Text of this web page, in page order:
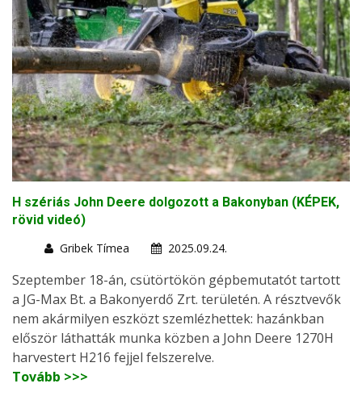
H szériás John Deere dolgozott a Bakonyban (KÉPEK,
rövid videó)
Gribek Tímea
2025.09.24.
Szeptember 18-án, csütörtökön gépbemutatót tartott
a JG-Max Bt. a Bakonyerdő Zrt. területén. A résztvevők
nem akármilyen eszközt szemlézhettek: hazánkban
először láthatták munka közben a John Deere 1270H
harvestert H216 fejjel felszerelve.
Tovább >>>